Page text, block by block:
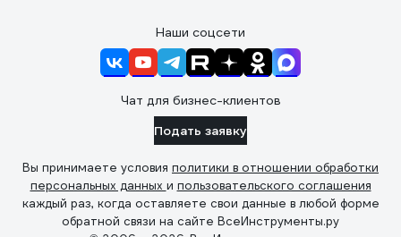
Наши соцсети
Чат для бизнес-клиентов
Подать заявку
Вы принимаете условия политики в отношении обработки
персональных данных и пользовательского соглашения
каждый раз, когда оставляете свои данные в любой форме
обратной связи на сайте ВсеИнструменты.ру